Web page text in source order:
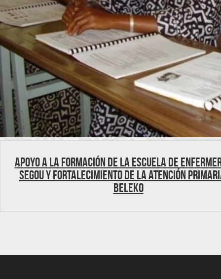
Apoyo a la formación de la Escuela de
Segou y fortalecimiento de la Atención
Beleko